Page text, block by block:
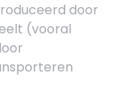
door
(vooral